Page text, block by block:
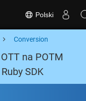
Polski
Conversion
na POTM
SDK